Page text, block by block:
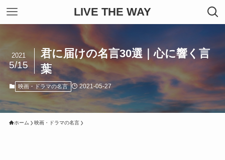
LIVE THE WAY
君に届けの名言30選｜心に響く言
葉
2021
5/15
映画・ドラマの名言 2021-05-27
ホーム 映画・ドラマの名言